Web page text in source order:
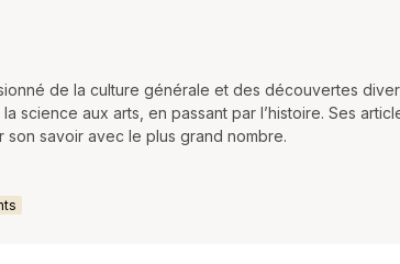
de la culture générale et des découvertes
science aux arts, en passant par l’histoire. Ses
son savoir avec le plus grand nombre.